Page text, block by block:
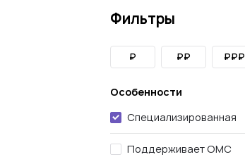
Фильтры
₽ ₽₽ ₽₽₽
Особенности
Специализированная
Поддерживает ОМС